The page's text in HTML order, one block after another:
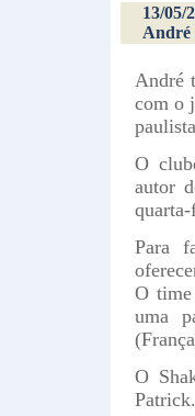
13/05/
André
André
com o
O
autor
Para
O time
uma
O